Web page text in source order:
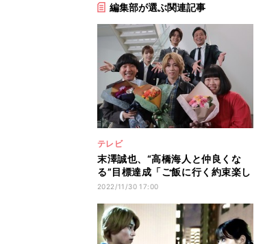
編集部が選ぶ関連記事
テレビ
末澤誠也、“高橋海人と仲良くな
る”目標達成「ご飯に行く約束楽し
み」
2022/11/30 17:00